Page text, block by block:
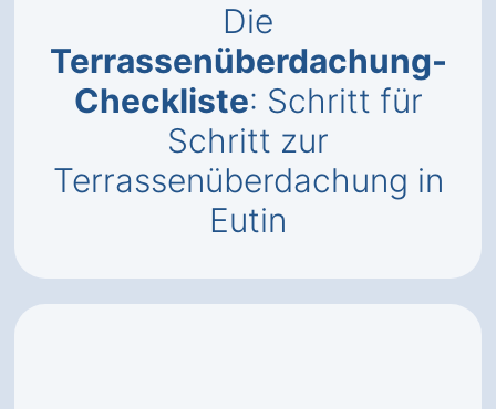
Die
Terrassenüberdachung-
Checkliste: Schritt für
Schritt zur
Terrassenüberdachung in
Eutin